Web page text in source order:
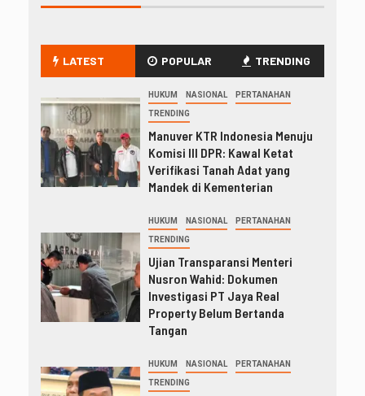
LATEST POPULAR TRENDING
HUKUM NASIONAL PERTANAHAN
TRENDING
Manuver KTR Indonesia Menuju
Komisi III DPR: Kawal Ketat
Verifikasi Tanah Adat yang
Mandek di Kementerian
HUKUM NASIONAL PERTANAHAN
TRENDING
Ujian Transparansi Menteri
Nusron Wahid: Dokumen
Investigasi PT Jaya Real
Property Belum Bertanda
Tangan
HUKUM NASIONAL PERTANAHAN
TRENDING